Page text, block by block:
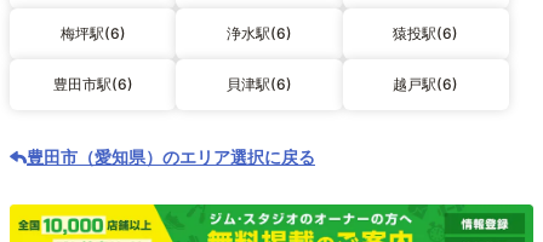
梅坪駅(6) 浄水駅(6) 猿投駅(6)
豊田市駅(6) 貝津駅(6) 越戸駅(6)
豊田市（愛知県）のエリア選択に戻る